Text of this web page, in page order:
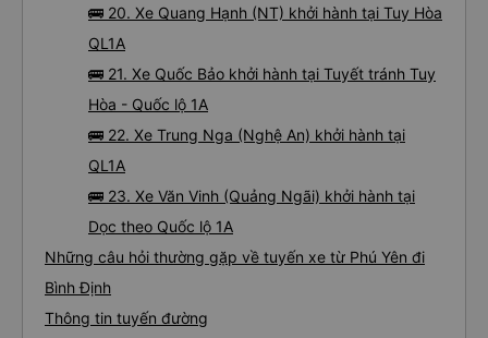
🚌 20. Xe Quang Hạnh (NT) khởi hành tại Tuy Hòa
QL1A
🚌 21. Xe Quốc Bảo khởi hành tại Tuyết tránh Tuy
Hòa - Quốc lộ 1A
🚌 22. Xe Trung Nga (Nghệ An) khởi hành tại
QL1A
🚌 23. Xe Văn Vinh (Quảng Ngãi) khởi hành tại
Dọc theo Quốc lộ 1A
Những câu hỏi thường gặp về tuyến xe từ Phú Yên đi
Bình Định
Thông tin tuyến đường